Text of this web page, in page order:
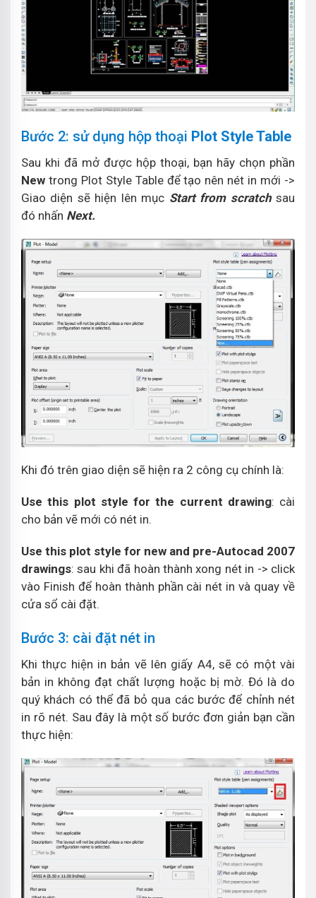
Bước 2: sử dụng hộp thoại Plot Style Table
Sau khi đã mở được hộp thoại, bạn hãy chọn phần
New trong Plot Style Table để tạo nên nét in mới ->
Giao diện sẽ hiện lên mục Start from scratchsau
đó nhấn Next.
Khi đó trên giao diện sẽ hiện ra 2 công cụ chính là:
Use this plot style for the current drawing: cài
cho bản vẽ mới có nét in.
Use this plot style for new and pre-Autocad 2007
drawings: sau khi đã hoàn thành xong nét in -> click
vào Finish để hoàn thành phần cài nét in và quay về
cửa sổ cài đặt.
Bước 3: cài đặt nét in
Khi thực hiện in bản vẽ lên giấy A4, sẽ có một vài
bản in không đạt chất lượng hoặc bị mờ. Đó là do
quý khách có thể đã bỏ qua các bước để chỉnh nét
in rõ nét. Sau đây là một số bước đơn giản bạn cần
thực hiện: